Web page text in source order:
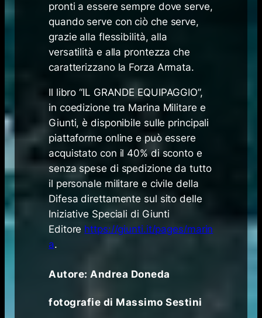
pronti a essere sempre dove serve,
quando serve con ciò che serve,
grazie alla flessibilità, alla
versatilità e alla prontezza che
caratterizzano la Forza Armata.
Il libro “IL GRANDE EQUIPAGGIO”,
in coedizione tra Marina Militare e
Giunti, è disponibile sulle principali
piattaforme online e può essere
acquistato con il 40% di sconto e
senza spese di spedizione da tutto
il personale militare e civile della
Difesa direttamente sul sito delle
Iniziative Speciali di Giunti
Editore https://giunti.it/pages/marin
a.
Autore: Andrea Doneda
fotografie di Massimo Sestini